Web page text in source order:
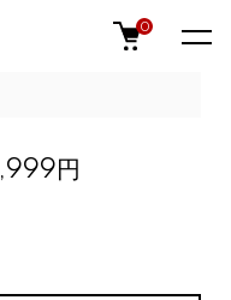
0
円